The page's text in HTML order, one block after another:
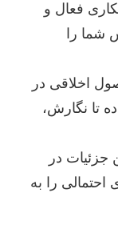
فعال و
شما را
اخلاقی در
تا نگارش،
جزئیات در
را به